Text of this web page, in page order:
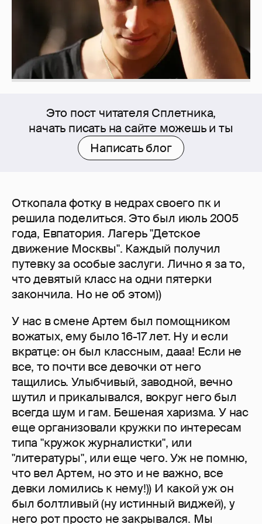
Это пост читателя Сплетника,
начать писать на сайте можешь и ты
Написать блог
Откопала фотку в недрах своего пк и
решила поделиться. Это был июль 2005
года, Евпатория. Лагерь "Детское
движение Москвы". Каждый получил
путевку за особые заслуги. Лично я за то,
что девятый класс на одни пятерки
закончила. Но не об этом))
У нас в смене Артем был помощником
вожатых, ему было 16-17 лет. Ну и если
вкратце: он был классным, дааа! Если не
все, то почти все девочки от него
тащились. Улыбчивый, заводной, вечно
шутил и прикалывался, вокруг него был
всегда шум и гам. Бешеная харизма. У нас
еще организовали кружки по интересам
типа "кружок журналистки", или
"литературы", или еще чего. Уж не помню,
что вел Артем, но это и не важно, все
девки ломились к нему!)) И какой уж он
был болтливый (ну истинный виджей), у
него рот просто не закрывался. Мы